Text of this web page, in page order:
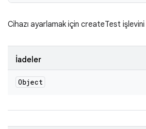
Cihazı ayarlamak için createTest işlevini
İadeler
Object